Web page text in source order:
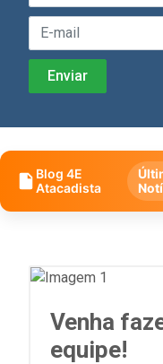
Blog 4E
Atacadista
Venha
equipe!